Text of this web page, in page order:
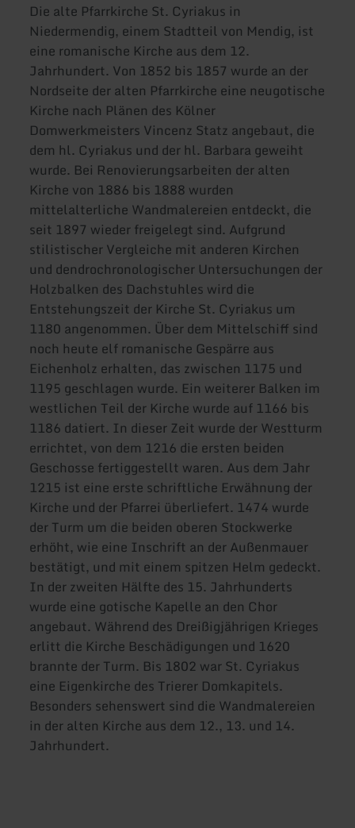
Die alte Pfarrkirche St. Cyriakus in
Niedermendig, einem Stadtteil von Mendig, ist
eine romanische Kirche aus dem 12.
Jahrhundert. Von 1852 bis 1857 wurde an der
Nordseite der alten Pfarrkirche eine neugotische
Kirche nach Plänen des Kölner
Domwerkmeisters Vincenz Statz angebaut, die
dem hl. Cyriakus und der hl. Barbara geweiht
wurde. Bei Renovierungsarbeiten der alten
Kirche von 1886 bis 1888 wurden
mittelalterliche Wandmalereien entdeckt, die
seit 1897 wieder freigelegt sind. Aufgrund
stilistischer Vergleiche mit anderen Kirchen
und dendrochronologischer Untersuchungen der
Holzbalken des Dachstuhles wird die
Entstehungszeit der Kirche St. Cyriakus um
1180 angenommen. Über dem Mittelschiff sind
noch heute elf romanische Gespärre aus
Eichenholz erhalten, das zwischen 1175 und
1195 geschlagen wurde. Ein weiterer Balken im
westlichen Teil der Kirche wurde auf 1166 bis
1186 datiert. In dieser Zeit wurde der Westturm
errichtet, von dem 1216 die ersten beiden
Geschosse fertiggestellt waren. Aus dem Jahr
1215 ist eine erste schriftliche Erwähnung der
Kirche und der Pfarrei überliefert. 1474 wurde
der Turm um die beiden oberen Stockwerke
erhöht, wie eine Inschrift an der Außenmauer
bestätigt, und mit einem spitzen Helm gedeckt.
In der zweiten Hälfte des 15. Jahrhunderts
wurde eine gotische Kapelle an den Chor
angebaut. Während des Dreißigjährigen Krieges
erlitt die Kirche Beschädigungen und 1620
brannte der Turm. Bis 1802 war St. Cyriakus
eine Eigenkirche des Trierer Domkapitels.
Besonders sehenswert sind die Wandmalereien
in der alten Kirche aus dem 12., 13. und 14.
Jahrhundert.